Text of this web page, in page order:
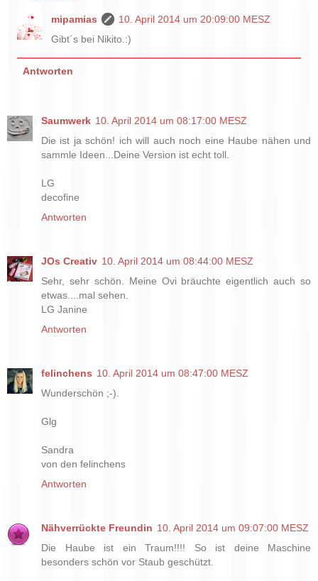
mipamias
10. April 2014 um 20:09:00 MESZ
Gibt´s bei Nikito.:)
Antworten
Saumwerk 10. April 2014 um 08:17:00 MESZ
Die ist ja schön! ich will auch noch eine Haube nähen und
sammle Ideen...Deine Version ist echt toll.
LG
decofine
Antworten
JOs Creativ 10. April 2014 um 08:44:00 MESZ
Sehr, sehr schön. Meine Ovi bräuchte eigentlich auch so
etwas....mal sehen.
LG Janine
Antworten
felinchens 10. April 2014 um 08:47:00 MESZ
Wunderschön ;-).
Glg
Sandra
von den felinchens
Antworten
Nähverrückte Freundin 10. April 2014 um 09:07:00 MESZ
Die Haube ist ein Traum!!!! So ist deine Maschine
besonders schön vor Staub geschützt.